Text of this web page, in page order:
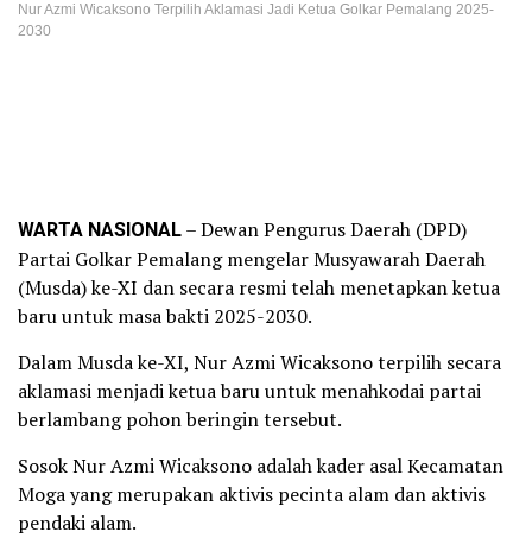
Nur Azmi Wicaksono Terpilih Aklamasi Jadi Ketua Golkar Pemalang 2025-
2030
WARTA NASIONAL– Dewan Pengurus Daerah (DPD)
Partai Golkar Pemalang mengelar Musyawarah Daerah
(Musda) ke-XI dan secara resmi telah menetapkan ketua
baru untuk masa bakti 2025-2030.
Dalam Musda ke-XI, Nur Azmi Wicaksono terpilih secara
aklamasi menjadi ketua baru untuk menahkodai partai
berlambang pohon beringin tersebut.
Sosok Nur Azmi Wicaksono adalah kader asal Kecamatan
Moga yang merupakan aktivis pecinta alam dan aktivis
pendaki alam.